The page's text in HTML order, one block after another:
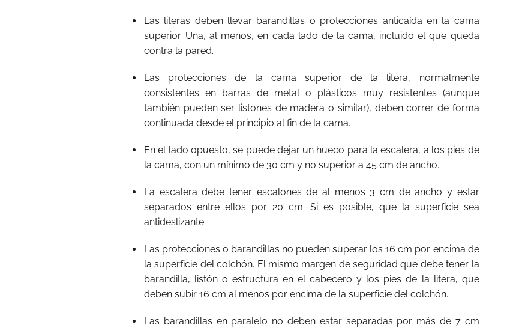
Las literas deben llevar barandillas o protecciones anticaída en la cama
superior. Una, al menos, en cada lado de la cama, incluido el que queda
contra la pared.
Las protecciones de la cama superior de la litera, normalmente
consistentes en barras de metal o plásticos muy resistentes (aunque
también pueden ser listones de madera o similar), deben correr de forma
continuada desde el principio al fin de la cama.
En el lado opuesto, se puede dejar un hueco para la escalera, a los pies de
la cama, con un mínimo de 30 cm y no superior a 45 cm de ancho.
La escalera debe tener escalones de al menos 3 cm de ancho y estar
separados entre ellos por 20 cm. Si es posible, que la superficie sea
antideslizante.
Las protecciones o barandillas no pueden superar los 16 cm por encima de
la superficie del colchón. El mismo margen de seguridad que debe tener la
barandilla, listón o estructura en el cabecero y los pies de la litera, que
deben subir 16 cm al menos por encima de la superficie del colchón.
Las barandillas en paralelo no deben estar separadas por más de 7 cm